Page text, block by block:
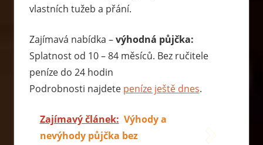
vlastních tužeb a přání.
Zajímavá nabídka –výhodná půjčka:
Splatnost od 10 – 84 měsíců. Bez ručitele
peníze do 24 hodin
Podrobnosti najdete peníze ještě dnes.
Zajímavý článek: Výhody a
nevýhody půjčka bez